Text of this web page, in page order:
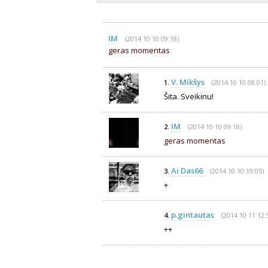
IM (2014 10 10 09:18)
geras momentas
1. V. Mikšys (2014 10 10 08:01)
Šita. Sveikinu!
2. IM (2014 10 10 09:18)
geras momentas
3. Ai Das66 (2014 10 10 19:05)
+
4. p.gintautas (2014 10 11
++